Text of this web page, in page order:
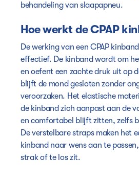
behandeling van slaapapneu.
Hoe werkt de CPAP
De werking van een CPAP
effectief. De kinband wordt om
en oefent een zachte druk uit op
blijft de mond gesloten zonder
veroorzaken. Het elastische
de kinband zich aanpast aan de
en comfortabel blijft zitten, zelfs
De verstelbare straps maken het
kinband naar wens aan te
strak of te los zit.